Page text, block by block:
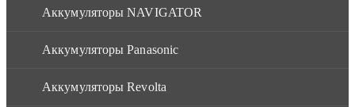
Аккумуляторы NAVIGATOR
Аккумуляторы Panasonic
Аккумуляторы Revolta